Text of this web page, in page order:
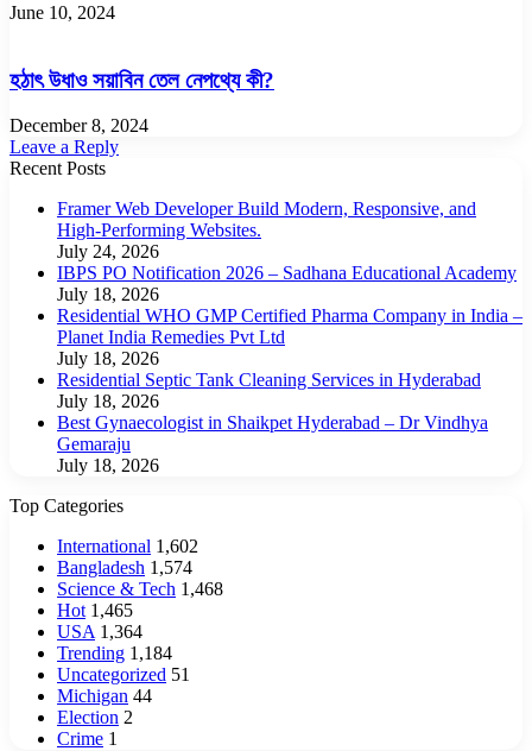
June 10, 2024
হঠাৎ উধাও সয়াবিন তেল নেপথ্যে কী?
December 8, 2024
Leave a Reply
Recent Posts
Framer Web Developer Build Modern, Responsive, and
High-Performing Websites.
July 24, 2026
IBPS PO Notification 2026 – Sadhana Educational Academy
July 18, 2026
Residential WHO GMP Certified Pharma Company in India –
Planet India Remedies Pvt Ltd
July 18, 2026
Residential Septic Tank Cleaning Services in Hyderabad
July 18, 2026
Best Gynaecologist in Shaikpet Hyderabad – Dr Vindhya
Gemaraju
July 18, 2026
Top Categories
International 1,602
Bangladesh 1,574
Science & Tech 1,468
Hot 1,465
USA 1,364
Trending 1,184
Uncategorized 51
Michigan 44
Election 2
Crime 1